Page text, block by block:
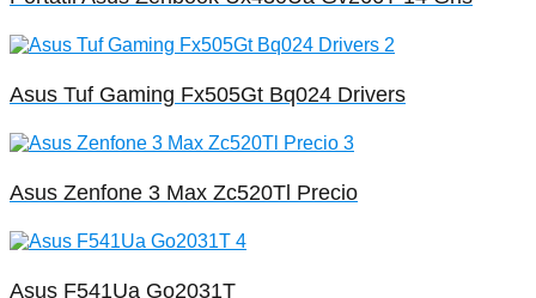
Asus Tuf Gaming Fx505Gt Bq024 Drivers
Asus Zenfone 3 Max Zc520Tl Precio
Asus F541Ua Go2031T